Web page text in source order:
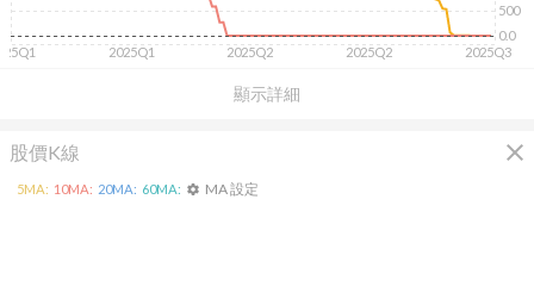
顯示詳細
2025Q1 2025Q2 2025Q2 2025Q3
0.0
500
股價K線 close
5MA: 10MA: 20MA: 60MA: settings MA 設定